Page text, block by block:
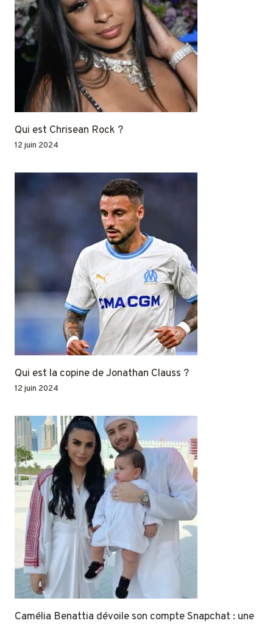
Qui est Chrisean Rock ?
12 juin 2024
Qui est la copine de Jonathan Clauss ?
12 juin 2024
Camélia Benattia dévoile son compte Snapchat : une